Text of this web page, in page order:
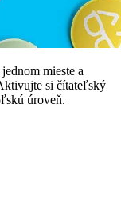
mieste a
si čítateľský
úroveň.